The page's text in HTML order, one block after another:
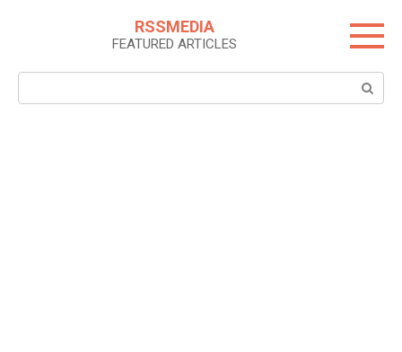
RSSMEDIA
FEATURED ARTICLES
Search: